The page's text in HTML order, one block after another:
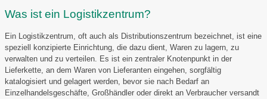
Was ist ein Logistikzentrum?
Ein Logistikzentrum, oft auch als Distributionszentrum bezeichnet, ist eine
speziell konzipierte Einrichtung, die dazu dient, Waren zu lagern, zu
verwalten und zu verteilen. Es ist ein zentraler Knotenpunkt in der
Lieferkette, an dem Waren von Lieferanten eingehen, sorgfältig
katalogisiert und gelagert werden, bevor sie nach Bedarf an
Einzelhandelsgeschäfte, Großhändler oder direkt an Verbraucher versandt